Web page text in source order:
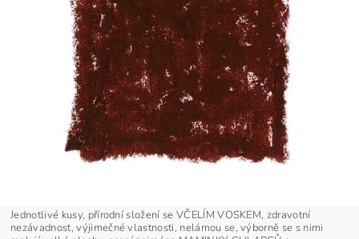
Jednotlivé kusy, přírodní složení se VČELÍM VOSKEM, zdravotní
nezávadnost, výjimečné vlastnosti, nelámou se, výborně se s nimi